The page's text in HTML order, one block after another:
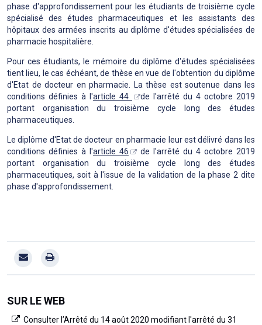
phase d'approfondissement pour les étudiants de troisième cycle
spécialisé des études pharmaceutiques et les assistants des
hôpitaux des armées inscrits au diplôme d'études spécialisées de
pharmacie hospitalière.
Pour ces étudiants, le mémoire du diplôme d'études spécialisées
tient lieu, le cas échéant, de thèse en vue de l'obtention du diplôme
d'Etat de docteur en pharmacie. La thèse est soutenue dans les
conditions définies à l'article 44
de l'arrêté du 4 octobre 2019
portant organisation du troisième cycle long des études
pharmaceutiques.
Le diplôme d'Etat de docteur en pharmacie leur est délivré dans les
conditions définies à l'article 46
de l'arrêté du 4 octobre 2019
portant organisation du troisième cycle long des études
pharmaceutiques, soit à l'issue de la validation de la phase 2 dite
phase d'approfondissement.
SUR LE WEB
Consulter l’Arrêté du 14 août 2020 modifiant l'arrêté du 31